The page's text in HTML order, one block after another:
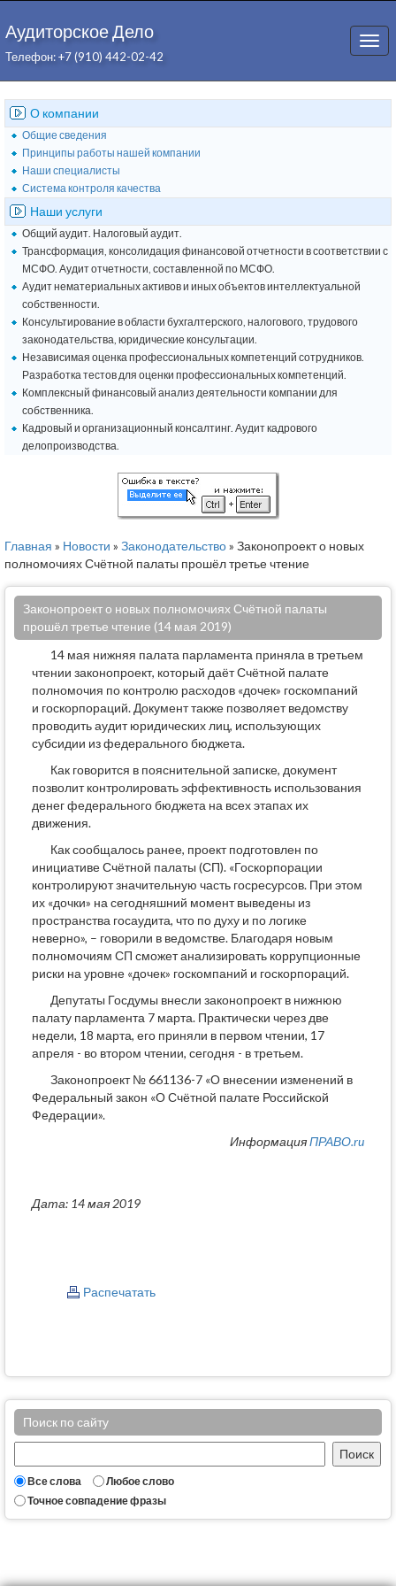
Аудиторское Дело
Телефон: +7 (910) 442-02-42
О компании
Общие сведения
Принципы работы нашей компании
Наши специалисты
Система контроля качества
Наши услуги
Общий аудит. Налоговый аудит.
Трансформация, консолидация финансовой отчетности в соответствии с
МСФО. Аудит отчетности, составленной по МСФО.
Аудит нематериальных активов и иных объектов интеллектуальной
собственности.
Консультирование в области бухгалтерского, налогового, трудового
законодательства, юридические консультации.
Независимая оценка профессиональных компетенций сотрудников.
Разработка тестов для оценки профессиональных компетенций.
Комплексный финансовый анализ деятельности компании для
собственника.
Кадровый и организационный консалтинг. Аудит кадрового
делопроизводства.
Главная » Новости » Законодательство» Законопроект о новых
полномочиях Счётной палаты прошёл третье чтение
Законопроект о новых полномочиях Счётной палаты
прошёл третье чтение (14 мая 2019)
14 мая нижняя палата парламента приняла в третьем
чтении законопроект, который даёт Счётной палате
полномочия по контролю расходов «дочек» госкомпаний
и госкорпораций. Документ также позволяет ведомству
проводить аудит юридических лиц, использующих
субсидии из федерального бюджета.
Как говорится в пояснительной записке, документ
позволит контролировать эффективность использования
денег федерального бюджета на всех этапах их
движения.
Как сообщалось ранее, проект подготовлен по
инициативе Счётной палаты (СП). «Госкорпорации
контролируют значительную часть госресурсов. При этом
их «дочки» на сегодняшний момент выведены из
пространства госаудита, что по духу и по логике
неверно», – говорили в ведомстве. Благодаря новым
полномочиям СП сможет анализировать коррупционные
риски на уровне «дочек» госкомпаний и госкорпораций.
Депутаты Госдумы внесли законопроект в нижнюю
палату парламента 7 марта. Практически через две
недели, 18 марта, его приняли в первом чтении, 17
апреля - во втором чтении, сегодня - в третьем.
Законопроект № 661136-7 «О внесении изменений в
Федеральный закон «О Счётной палате Российской
Федерации».
ИнформацияПРАВО.ru
Дата: 14 мая 2019
Распечатать
Поиск по сайту
Все слова
Любое слово
Точное совпадение фразы